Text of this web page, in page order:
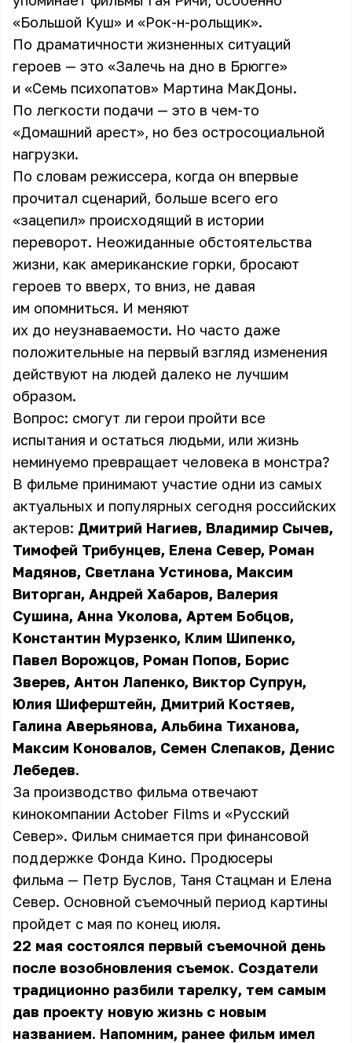
«Большой Куш» и «Рок-н-рольщик».
По драматичности жизненных ситуаций
героев — это «Залечь на дно в Брюгге»
и «Семь психопатов» Мартина МакДоны.
По легкости подачи — это в чем-то
«Домашний арест», но без остросоциальной
нагрузки.
По словам режиссера, когда он впервые
прочитал сценарий, больше всего его
«зацепил» происходящий в истории
переворот. Неожиданные обстоятельства
жизни, как американские горки, бросают
героев то вверх, то вниз, не давая
им опомниться. И меняют
их до неузнаваемости. Но часто даже
положительные на первый взгляд изменения
действуют на людей далеко не лучшим
образом.
Вопрос: смогут ли герои пройти все
испытания и остаться людьми, или жизнь
неминуемо превращает человека в монстра?
В фильме принимают участие одни из самых
актуальных и популярных сегодня российских
актеров: Дмитрий Нагиев, Владимир Сычев,
Тимофей Трибунцев, Елена Север, Роман
Мадянов, Светлана Устинова, Максим
Виторган, Андрей Хабаров, Валерия
Сушина, Анна Уколова, Артем Бобцов,
Константин Мурзенко, Клим Шипенко,
Павел Ворожцов, Роман Попов, Борис
Зверев, Антон Лапенко, Виктор Супрун,
Юлия Шиферштейн, Дмитрий Костяев,
Галина Аверьянова, Альбина Тиханова,
Максим Коновалов, Семен Слепаков, Денис
Лебедев.
За производство фильма отвечают
кинокомпании Actober Films и «Русский
Север». Фильм снимается при финансовой
поддержке Фонда Кино. Продюсеры
фильма — Петр Буслов, Таня Стацман и Елена
Север. Основной съемочный период картины
пройдет с мая по конец июля.
22 мая состоялся первый съемочной день
после возобновления съемок. Создатели
традиционно разбили тарелку, тем самым
дав проекту новую жизнь с новым
названием. Напомним, ранее фильм имел